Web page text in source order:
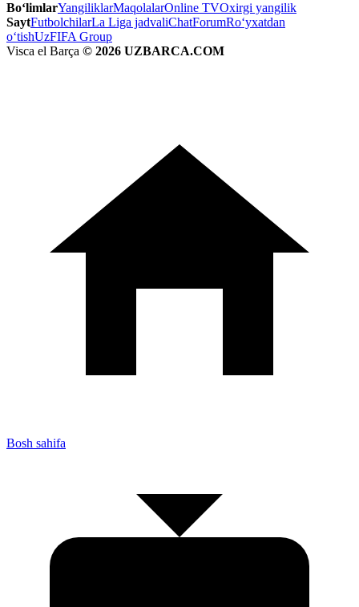
Bo‘limlarYangiliklarMaqolalarOnline TVOxirgi yangilik
SaytFutbolchilarLa Liga jadvaliChatForumRo‘yxatdan
o‘tishUzFIFA Group
Visca el Barça © 2026 UZBARCA.COM
Bosh sahifa